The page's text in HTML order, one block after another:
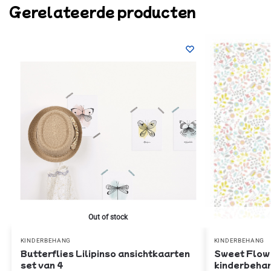
Gerelateerde producten
Out of stock
KINDERBEHANG
Butterflies Lilipinso ansichtkaarten
set van 4
KINDERBEHANG
Sweet